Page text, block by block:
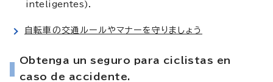
inteligentes).
自転車の交通ルールやマナーを守りましょう
Obtenga un seguro para ciclistas en
caso de accidente.